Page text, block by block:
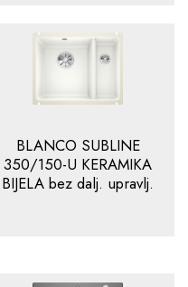
BLANCO SUBLINE
350/150-U KERAMIKA
BIJELA bez dalj. upravlj.